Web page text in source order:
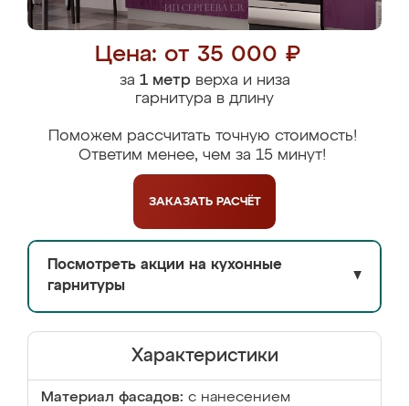
Цена: от 35 000 ₽
за 1 метрверха и низа
гарнитура в длину
Поможем рассчитать точную стоимость!
Ответим менее, чем за 15 минут!
ЗАКАЗАТЬ РАСЧЁТ
Посмотреть акции на кухонные
гарнитуры
▼
Характеристики
Материал фасадов: с нанесением